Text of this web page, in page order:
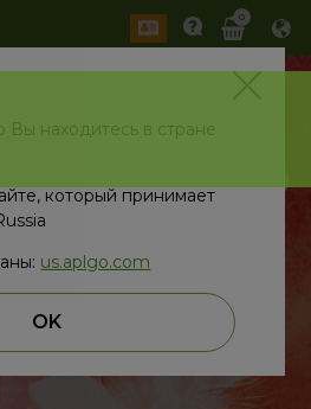
0
APL® GO
находитесь в стране
который принимает
us.aplgo.com
OK